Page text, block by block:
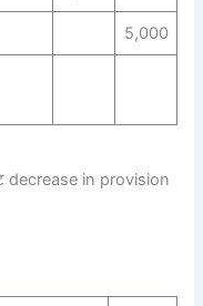
5,000
decrease in provision